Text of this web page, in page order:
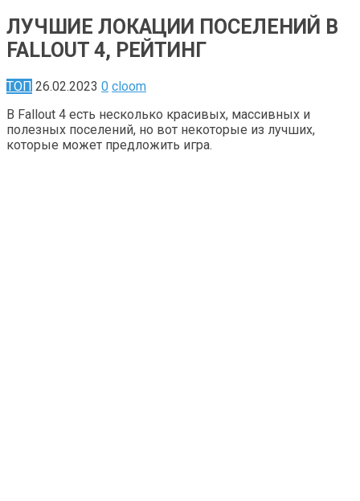
ЛУЧШИЕ ЛОКАЦИИ ПОСЕЛЕНИЙ В
FALLOUT 4, РЕЙТИНГ
ТОП 26.02.2023 0 cloom
В Fallout 4 есть несколько красивых, массивных и
полезных поселений, но вот некоторые из лучших,
которые может предложить игра.